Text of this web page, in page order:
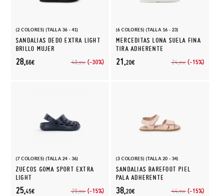
(2 COLORES) (TALLA 36 - 41)
SANDALIAS DEDO EXTRA LIGHT
BRILLO MUJER
40,95€ (-30%)
28,66€
(6 COLORES) (TALLA 16 - 23)
MERCEDITAS LONA SUELA FINA
TIRA ADHERENTE
24,95€ (-15%)
21,20€
(7 COLORES) (TALLA 24 - 36)
ZUECOS GOMA SPORT EXTRA
LIGHT
29,95€ (-15%)
25,45€
(3 COLORES) (TALLA 20 - 34)
SANDALIAS BAREFOOT PIEL
PALA ADHERENTE
44,95€ (-15%)
38,20€